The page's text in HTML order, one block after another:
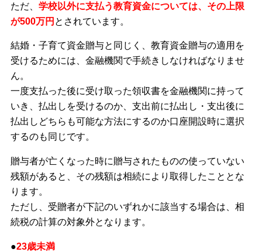
ただ、 学校以外に支払う教育資金については、その上限
が500万円 とされています。
結婚・子育て資金贈与と同じく、教育資金贈与の適用を
受けるためには、金融機関で手続きしなければなりませ
ん。
一度支払った後に受け取った領収書を金融機関に持って
いき、払出しを受けるのか、支出前に払出し・支出後に
払出しどちらも可能な方法にするのか口座開設時に選択
するのも同じです。
贈与者が亡くなった時に贈与されたものの使っていない
残額があると、その残額は相続により取得したこととな
ります。
ただし、受贈者が下記のいずれかに該当する場合は、相
続税の計算の対象外となります。
●23歳未満